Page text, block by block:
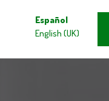
Español
English (UK)